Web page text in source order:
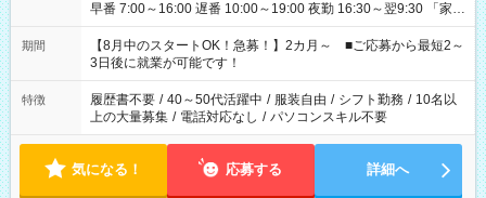
早番 7:00～16:00 遅番 10:00～19:00 夜勤 16:30～翌9:30 「家族
と休みを合わせたい」 「余裕を持って夕飯の準備がしたい」
「できれば残業はしたくない」 など、ご希望を教えてください
ね。 ※Wワーク希望の方へ 今ご覧のお仕事で希望する勤務時間
と、もう1つのお仕事の勤務時間。 合計で週40時間を超える場
合は応募できません。
期間
【8月中のスタートOK！急募！】2カ月～ ■ご応募から最短2～
3日後に就業が可能です！
特徴 履歴書不要 / 40～50代活躍中 / 服装自由 / シフト勤務 / 10名以
上の大量募集 / 電話対応なし / パソコンスキル不要
気になる！ 応募する 詳細へ